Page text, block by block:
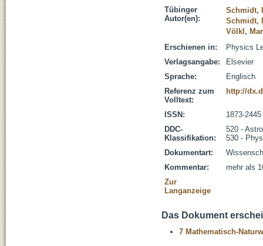
Tübinger
Autor(en):
Schmidt,
Schmidt,
Völkl,
Erschienen in:
Physics
Verlagsangabe:
Elsevier
Sprache:
Englisch
Referenz zum
Volltext:
http://
ISSN:
1873-2445
DDC-
Klassifikation:
520 -
530 -
Dokumentart:
Kommentar:
mehr als
Zur
Langanzeige
Das Dokument
7 Mathematisch-